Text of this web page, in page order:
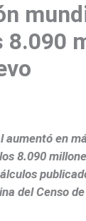
8.090
aumentó en
8.090
del Censo